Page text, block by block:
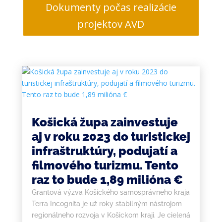
Dokumenty počas realizácie
projektov AVD
Košická župa zainvestuje
aj v roku 2023 do turistickej
infraštruktúry, podujatí a
filmového turizmu. Tento
raz to bude 1,89 milióna €
Grantová výzva Košického samosprávneho kraja
Terra Incognita je už roky stabilným nástrojom
regionálneho rozvoja v Košickom kraji. Je cielená